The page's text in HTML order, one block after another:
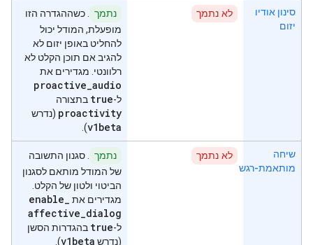
סינון אודיו
יזום
לא נתמך נתמך
. כשההגדרה הזו
מופעלת, המודל יכול
להחליט באופן יזום לא
להגיב אם תוכן הקלט לא
רלוונטי. מגדירים את
proactive_audio
ל-true בתצורה
proactivity (נדרש
v1beta
).
שיחה
מותאמת-רגש
לא נתמך נתמך
. סגנון התשובה
של המודל מותאם לסגנון
הביטוי ולטון של הקלט.
מגדירים את
enable_
affective_dialog
ל-true בהגדרות הסשן
(נדרש v1beta
).